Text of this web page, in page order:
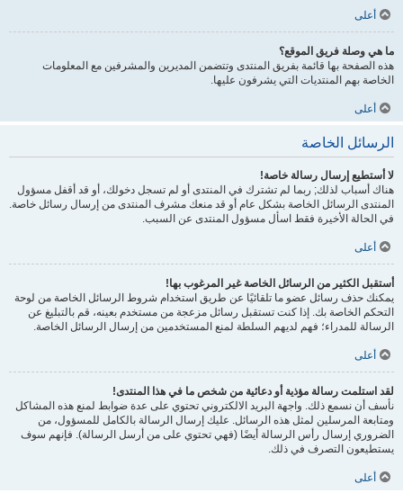
أعلى
ما هي وصلة فريق الموقع؟
هذه الصفحة بها قائمة بفريق المنتدى وتتضمن المديرين والمشرفين مع المعلومات
الخاصة بهم المنتديات التي يشرفون عليها.
أعلى
الرسائل الخاصة
لا أستطيع إرسال رسالة خاصة!
هناك أسباب لذلك; ربما لم تشترك في المنتدى أو لم تسجل دخولك، أو قد أقفل مسؤول
المنتدى الرسائل الخاصة بشكل عام أو قد منعك مشرف المنتدى من إرسال رسائل خاصة.
في الحالة الأخيرة فقط اسأل مسؤول المنتدى عن السبب.
أعلى
أستقبل الكثير من الرسائل الخاصة غير المرغوب بها!
يمكنك حذف رسائل عضو ما تلقائيًا عن طريق استخدام شروط الرسائل الخاصة من لوحة
التحكم الخاصة بك. إذا كنت تستقبل رسائل مزعجة من مستخدم بعينه، قم بالتبليغ عن
الرسالة للمدراء؛ فهم لديهم السلطة لمنع المستخدمين من إرسال الرسائل الخاصة.
أعلى
لقد استلمت رسالة مؤذية أو دعائية من شخص ما في هذا المنتدى!
نأسف أن نسمع ذلك. واجهة البريد الالكتروني تحتوي على عدة ضوابط لمنع هذه المشاكل
ومتابعة المرسلين لمثل هذه الرسائل. عليك إرسال الرسالة بالكامل للمسؤول، من
الضروري إرسال رأس الرسالة أيضًا (فهي تحتوي على من أرسل الرسالة). فإنهم سوف
يستطيعون التصرف في ذلك.
أعلى